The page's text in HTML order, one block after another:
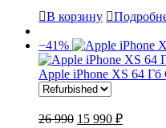
В корзину
−41%
Apple iPhone XS 64 Гб
26 990 15 990 ₽